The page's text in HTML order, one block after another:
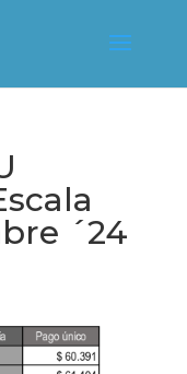
´24